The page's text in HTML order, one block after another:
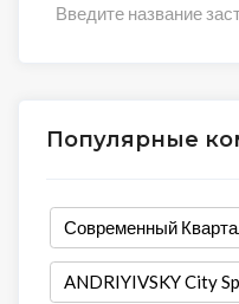
Введите название
Популярные
Современный
ANDRIYIVSKY City